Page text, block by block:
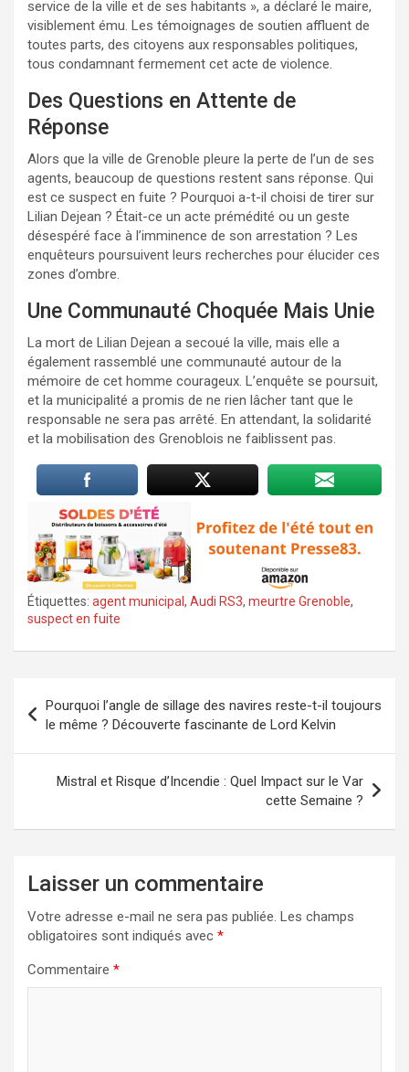
service de la ville et de ses habitants », a déclaré le maire,
visiblement ému. Les témoignages de soutien affluent de
toutes parts, des citoyens aux responsables politiques,
tous condamnant fermement cet acte de violence.
Des Questions en Attente de
Réponse
Alors que la ville de Grenoble pleure la perte de l’un de ses
agents, beaucoup de questions restent sans réponse. Qui
est ce suspect en fuite ? Pourquoi a-t-il choisi de tirer sur
Lilian Dejean ? Était-ce un acte prémédité ou un geste
désespéré face à l’imminence de son arrestation ? Les
enquêteurs poursuivent leurs recherches pour élucider ces
zones d’ombre.
Une Communauté Choquée Mais Unie
La mort de Lilian Dejean a secoué la ville, mais elle a
également rassemblé une communauté autour de la
mémoire de cet homme courageux. L’enquête se poursuit,
et la municipalité a promis de ne rien lâcher tant que le
responsable ne sera pas arrêté. En attendant, la solidarité
et la mobilisation des Grenoblois ne faiblissent pas.
Étiquettes: agent municipal , Audi RS3, meurtre Grenoble,
suspect en fuite
de
l’article
Pourquoi l’angle de sillage des navires reste-t-il toujours
le même ? Découverte fascinante de Lord Kelvin
Mistral et Risque d’Incendie : Quel Impact sur le Var
cette Semaine ?
Laisser un commentaire
Votre adresse e-mail ne sera pas publiée. Les champs
obligatoires sont indiqués avec *
Commentaire *